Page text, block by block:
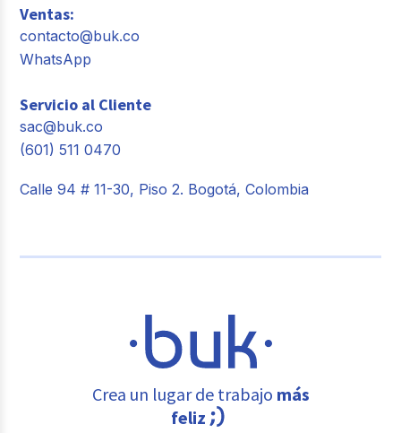
Ventas:
contacto@buk.co
WhatsApp
Servicio al Cliente
sac@buk.co
(601) 511 0470
Calle 94 # 11-30, Piso 2. Bogotá, Colombia
Crea un lugar de trabajo más
feliz